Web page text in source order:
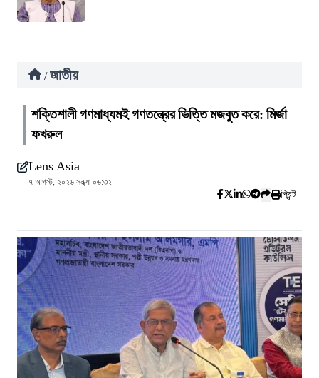
/ জাতীয়
শক্তিশালী গণমাধ্যমই গণতন্ত্রের ভিত্তি মজবুত করে: মির্জা
ফখরুল
Lens Asia
৭ আগস্ট, ২০২৬ সন্ধ্যা ০৬:৩২
প্রিন্ট